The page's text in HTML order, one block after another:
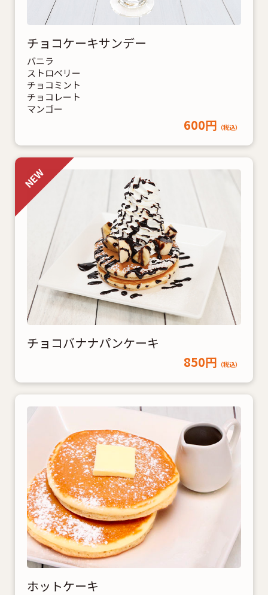
チョコケーキサンデー
バニラ
ストロベリー
チョコミント
チョコレート
マンゴー
600円 （税込）
チョコバナナパンケーキ
850円 （税込）
ホットケーキ